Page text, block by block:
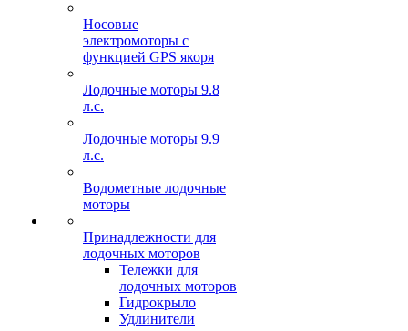
Носовые
электромоторы с
функцией GPS якоря
Лодочные моторы 9.8
л.с.
Лодочные моторы 9.9
л.с.
Водометные лодочные
моторы
Принадлежности для
лодочных моторов
Тележки для
лодочных моторов
Гидрокрыло
Удлинители